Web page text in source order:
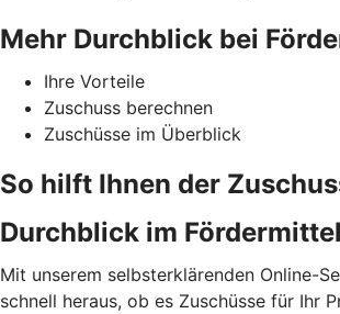
Mehr Durchblick bei
Ihre Vorteile
Zuschuss berechnen
Zuschüsse im Überblick
So hilft Ihnen der
Durchblick im
Mit unserem selbsterklärenden Online-
schnell heraus, ob es Zuschüsse für Ihr